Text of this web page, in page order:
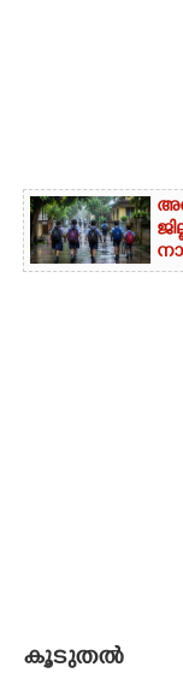
കൂടുതൽ